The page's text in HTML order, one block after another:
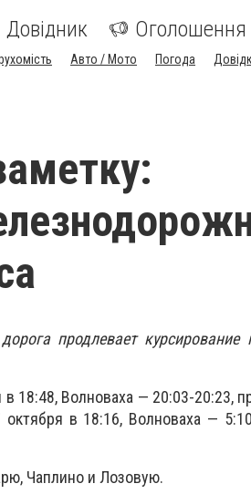
Довідник Оголошення
Авто / Мото Погода
продлевает
18:48, Волноваха — 20:03-20:23,
в 18:16, Волноваха —
Чаплино и Лозовую.